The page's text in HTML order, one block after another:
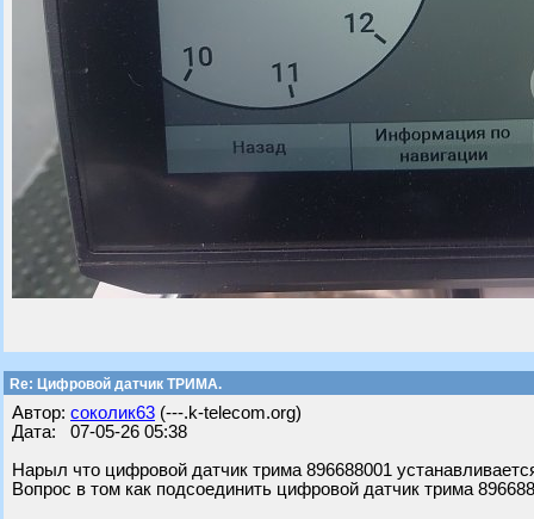
Re: Цифровой датчик ТРИМА.
Автор: соколик63 (---.k-telecom.org)
Дата: 07-05-26 05:38
Нарыл что цифровой датчик трима 896688001
Вопрос в том как подсоединить цифровой датчик трима